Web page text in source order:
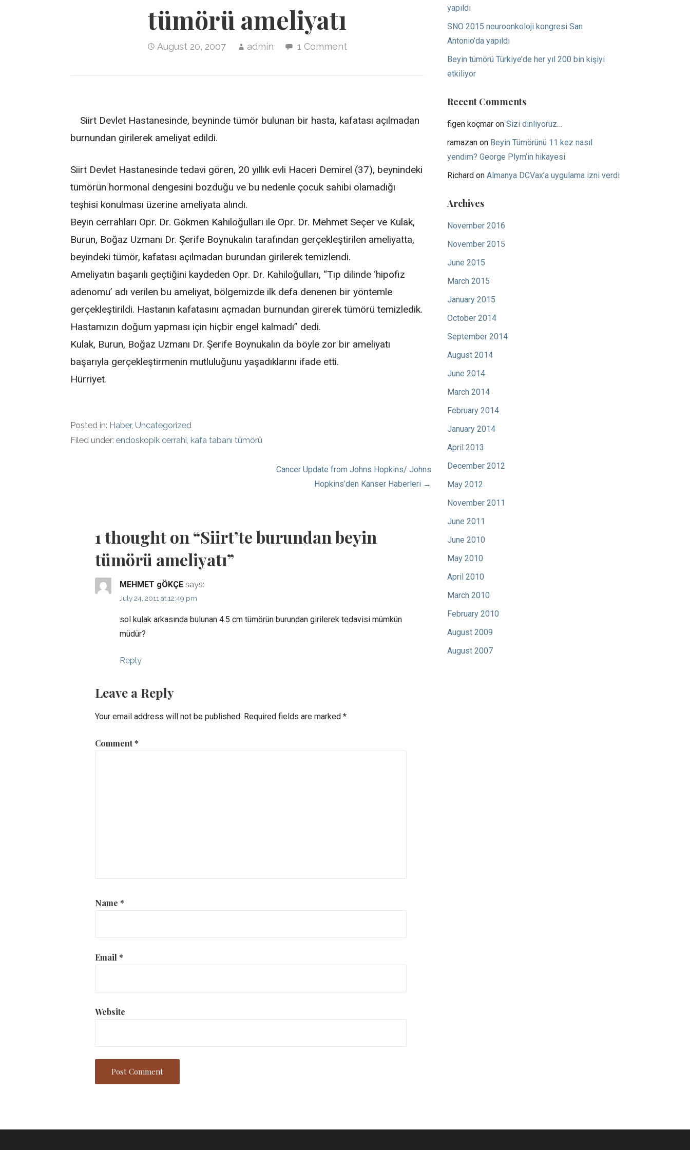
tümörü ameliyatı
August 20, 2007 admin 1 Comment
Siirt Devlet Hastanesinde, beyninde tümör bulunan bir hasta, kafatası açılmadan
burnundan girilerek ameliyat edildi.
Siirt Devlet Hastanesinde tedavi gören, 20 yıllık evli Haceri Demirel (37), beynindeki
tümörün hormonal dengesini bozduğu ve bu nedenle çocuk sahibi olamadığı
teşhisi konulması üzerine ameliyata alındı.
Beyin cerrahları Opr. Dr. Gökmen Kahiloğulları ile Opr. Dr. Mehmet Seçer ve Kulak,
Burun, Boğaz Uzmanı Dr. Şerife Boynukalın tarafından gerçekleştirilen ameliyatta,
beyindeki tümör, kafatası açılmadan burundan girilerek temizlendi.
Ameliyatın başarılı geçtiğini kaydeden Opr. Dr. Kahiloğulları, “Tıp dilinde ‘hipofiz
adenomu’ adı verilen bu ameliyat, bölgemizde ilk defa denenen bir yöntemle
gerçekleştirildi. Hastanın kafatasını açmadan burnundan girerek tümörü temizledik.
Hastamızın doğum yapması için hiçbir engel kalmadı” dedi.
Kulak, Burun, Boğaz Uzmanı Dr. Şerife Boynukalın da böyle zor bir ameliyatı
başarıyla gerçekleştirmenin mutluluğunu yaşadıklarını ifade etti.
Hürriyet.
Posted in: Haber,Uncategorized
Filed under:endoskopik cerrahi,kafa tabanı tümörü
Cancer Update from Johns Hopkins/ Johns
Hopkins’den Kanser Haberleri →
1 thought on “Siirt’te burundan beyin
tümörü ameliyatı”
MEHMET gÖKÇE says:
July 24, 2011 at 12:49 pm
sol kulak arkasında bulunan 4.5 cm tümörün burundan girilerek tedavisi mümkün
müdür?
Reply
Leave a Reply
Your email address will not be published. Required fields are marked*
Comment*
Name *
Email *
Website
yapıldı
SNO 2015 neuroonkoloji kongresi San
Antonio’da yapıldı
Beyin tümörü Türkiye’de her yıl 200 bin kişiyi
etkiliyor
Recent Comments
figen koçmaron Sizi dinliyoruz…
ramazanon Beyin Tümörünü 11 kez nasıl
yendim? George Plym’in hikayesi
Richardon Almanya DCVax’a uygulama izni verdi
Archives
November 2016
November 2015
June 2015
March 2015
January 2015
October 2014
September 2014
August 2014
June 2014
March 2014
February 2014
January 2014
April 2013
December 2012
May 2012
November 2011
June 2011
June 2010
May 2010
April 2010
March 2010
February 2010
August 2009
August 2007